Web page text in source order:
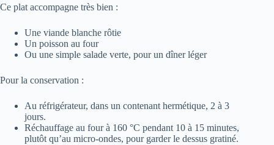
Ce plat accompagne très bien :
Une viande blanche rôtie
Un poisson au four
Ou une simple salade verte, pour un dîner léger
Pour la conservation :
Au réfrigérateur, dans un contenant hermétique, 2 à 3
jours.
Réchauffage au four à 160 °C pendant 10 à 15 minutes,
plutôt qu’au micro-ondes, pour garder le dessus gratiné.